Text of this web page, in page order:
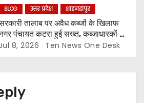
BLOG उत्तर प्रदेश शाहजहांपुर
तालाब पर अवैध कब्जों के खिलाफ
पंचायत कटरा हुई सख्त, कब्जाधारकों को
जारी
8, 2026 Ten News One Desk